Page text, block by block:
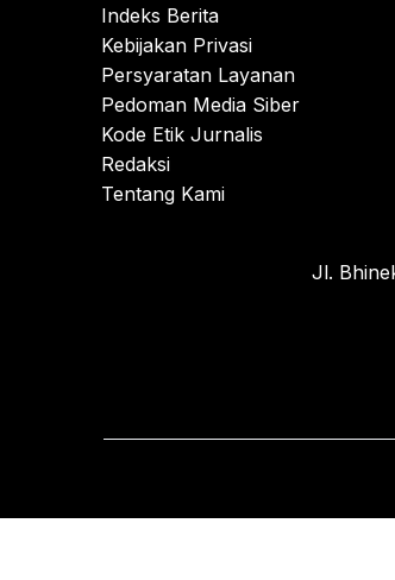
Indeks Berita
Kebijakan Privasi
Persyaratan Layanan
Pedoman Media Siber
Kode Etik Jurnalis
Redaksi
Tentang Kami
Jl.